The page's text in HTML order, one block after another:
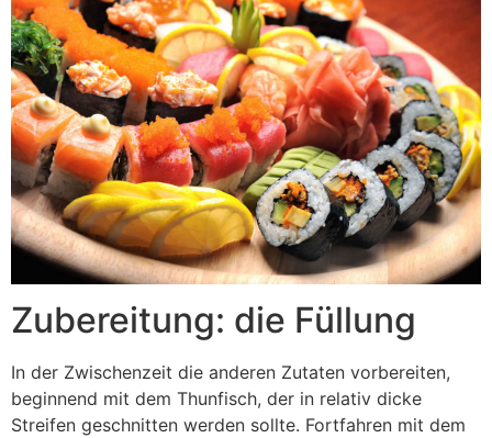
Zubereitung: die Füllung
In der Zwischenzeit die anderen Zutaten vorbereiten,
beginnend mit dem Thunfisch, der in relativ dicke
Streifen geschnitten werden sollte. Fortfahren mit dem